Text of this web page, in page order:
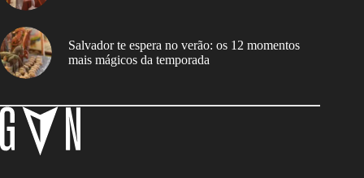
Salvador te espera no verão: os 12 momentos
mais mágicos da temporada